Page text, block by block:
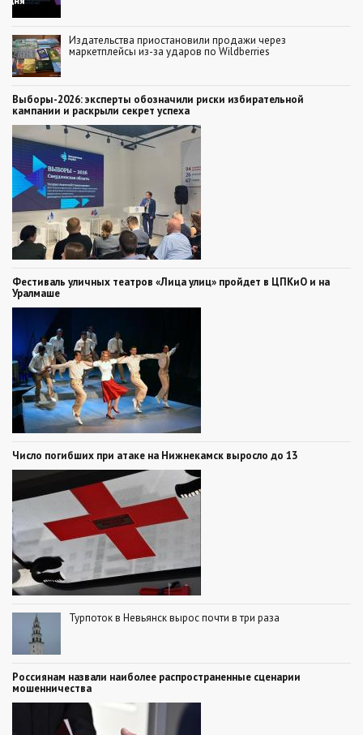
Издательства приостановили продажи через
маркетплейсы из-за ударов по Wildberries
Выборы-2026: эксперты обозначили риски избирательной
кампании и раскрыли секрет успеха
Фестиваль уличных театров «Лица улиц» пройдет в ЦПКиО и на
Уралмаше
Число погибших при атаке на Нижнекамск выросло до 13
Турпоток в Невьянск вырос почти в три раза
Россиянам назвали наиболее распространенные сценарии
мошенничества